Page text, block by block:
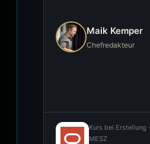
Maik Kemper
Chefredakteur
Kurs bei Erstellung ·
MESZ